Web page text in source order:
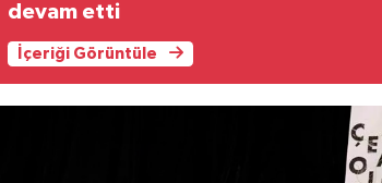
devam etti
İçeriği Görüntüle